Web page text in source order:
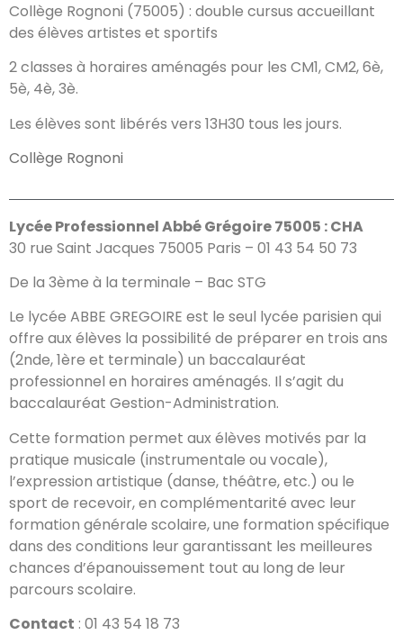
Collège Rognoni (75005) : double cursus accueillant
des élèves artistes et sportifs
2 classes à horaires aménagés pour les CM1, CM2, 6è,
5è, 4è, 3è.
Les élèves sont libérés vers 13H30 tous les jours.
Collège Rognoni
Lycée Professionnel Abbé Grégoire 75005 : CHA
30 rue Saint Jacques 75005 Paris – 01 43 54 50 73
De la 3ème à la terminale – Bac STG
Le lycée ABBE GREGOIRE est le seul lycée parisien qui
offre aux élèves la possibilité de préparer en trois ans
(2nde, 1ère et terminale) un baccalauréat
professionnel en horaires aménagés. Il s’agit du
baccalauréat Gestion-Administration.
Cette formation permet aux élèves motivés par la
pratique musicale (instrumentale ou vocale),
l’expression artistique (danse, théâtre, etc.) ou le
sport de recevoir, en complémentarité avec leur
formation générale scolaire, une formation spécifique
dans des conditions leur garantissant les meilleures
chances d’épanouissement tout au long de leur
parcours scolaire.
Contact : 01 43 54 18 73